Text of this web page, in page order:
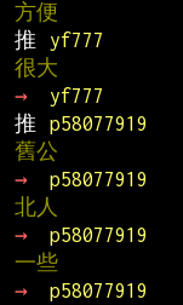
方便
推
yf777
很大
→
yf777
推
p58077919
舊公
→
p58077919
北人
→
p58077919
一些
→
p58077919